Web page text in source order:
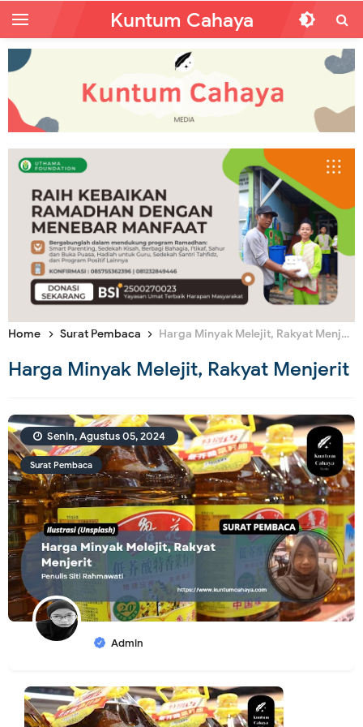
Kuntum Cahaya
Home Surat Pembaca Harga Minyak Melejit, Rakyat Menjerit
Harga Minyak Melejit, Rakyat Menjerit
Surat Pembaca
Admin
Senin, Agustus 05, 2024